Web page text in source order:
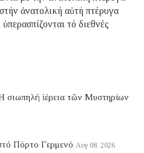
ἀνατολική αὐτή πτέρυγα
τό διεθνές
ἱέρεια τῶν Μυστηρίων
Πόρτο Γερμενό Αυγ 08, 2026